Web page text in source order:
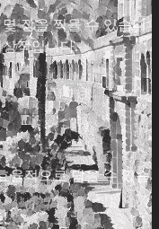
장을 찍을 수 있습니
적입니다.
율적으로 담을 수 있습